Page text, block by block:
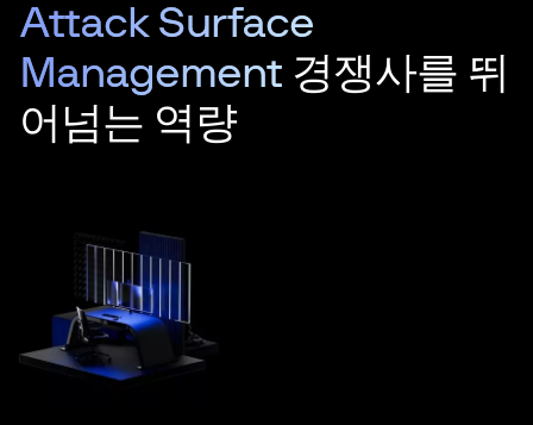
Attack Surface
Management 경쟁사를 뛰
어넘는 역량